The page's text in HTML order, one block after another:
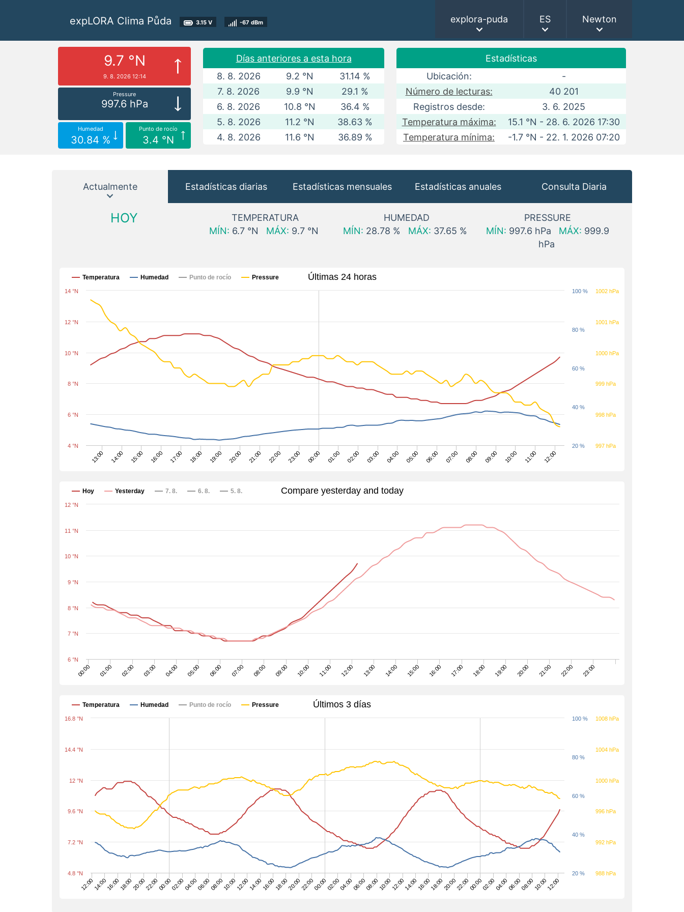
expLORA Clima Půda 3.15 V -67 dBm explora-puda ES Newton
9.7 °N
9. 8. 2026 12:14
Pressure
997.6 hPa
Humedad
30.84 %
Punto de rocío
3.4 °N
Días anteriores a esta hora
8. 8. 2026
9.2 °N
31.14 %
7. 8. 2026
9.9 °N
29.1 %
6. 8. 2026
10.8 °N
36.4 %
5. 8. 2026
11.2 °N
38.63 %
4. 8. 2026
11.6 °N 36.89 %
Estadísticas
Ubicación:
-
Número de lecturas:
40 201
Registros desde:
3. 6. 2025
Temperatura máxima:
15.1 °N - 28. 6. 2026 17:30
Temperatura mínima:
-1.7 °N - 22. 1. 2026 07:20
Actualmente Estadísticas diarias Estadísticas mensuales Estadísticas anuales Consulta Diaria
HOY
TEMPERATURA
MÍN: 6.7 °N MÁX: 9.7 °N
HUMEDAD
MÍN: 28.78 % MÁX: 37.65 %
PRESSURE
MÍN: 997.6 hPa MÁX: 999.9
hPa
Últimas 24 horas
Temperatura Humedad Punto de rocío Pressure
13:00 14:00 15:00 16:00 17:00 18:00 19:00 20:00 21:00 22:00 23:00 00:00 01:00 02:00 03:00 04:00 05:00 06:00 07:00 08:00 09:00 10:00 11:00 12:00
4 °N
6 °N
8 °N
10 °N
12 °N
14 °N
20 %
40 %
60 %
80 %
100 %
997 hPa
998 hPa
999 hPa
1000 hPa
1001 hPa
1002 hPa
Compare yesterday and today
Hoy Yesterday 7. 8. 6. 8. 5. 8.
00:00 01:00 02:00 03:00 04:00 05:00 06:00 07:00 08:00 09:00 10:00 11:00 12:00 13:00 14:00 15:00 16:00 17:00 18:00 19:00 20:00 21:00 22:00 23:00
6 °N
7 °N
8 °N
9 °N
10 °N
11 °N
12 °N
Últimos 3 días
Temperatura Humedad Punto de rocío Pressure
12:0014:0016:0018:0020:0022:0000:0002:0004:0006:0008:0010:0012:0014:0016:0018:0020:0022:0000:0002:0004:0006:0008:0010:0012:0014:0016:0018:0020:0022:0000:0002:0004:0006:0008:0010:0012:00
4.8 °N
7.2 °N
9.6 °N
12 °N
14.4 °N
16.8 °N
20 %
40 %
60 %
80 %
100 %
988 hPa
992 hPa
996 hPa
1000 hPa
1004 hPa
1008 hPa